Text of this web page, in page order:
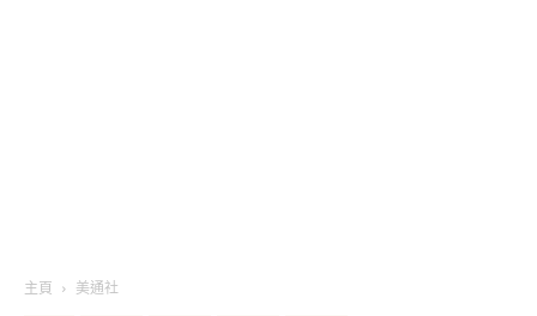
主頁 美通社